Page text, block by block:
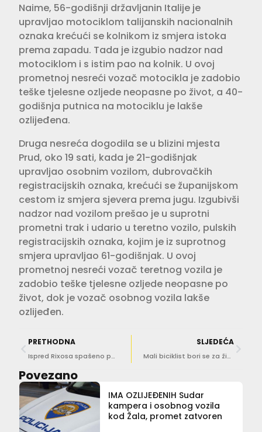
Naime, 56-godišnji državljanin Italije je
upravljao motociklom talijanskih nacionalnih
oznaka krećući se kolnikom iz smjera istoka
prema zapadu. Tada je izgubio nadzor nad
motociklom i s istim pao na kolnik. U ovoj
prometnoj nesreći vozač motocikla je zadobio
teške tjelesne ozljede neopasne po život, a 40-
godišnja putnica na motociklu je lakše
ozlijeđena.
Druga nesreća dogodila se u blizini mjesta
Prud, oko 19 sati, kada je 21-godišnjak
upravljao osobnim vozilom, dubrovačkih
registracijskih oznaka, krećući se županijskom
cestom iz smjera sjevera prema jugu. Izgubivši
nadzor nad vozilom prešao je u suprotni
prometni trak i udario u teretno vozilo, pulskih
registracijskih oznaka, kojim je iz suprotnog
smjera upravljao 61-godišnjak. U ovoj
prometnoj nesreći vozač teretnog vozila je
zadobio teške tjelesne ozljede neopasne po
život, dok je vozač osobnog vozila lakše
ozlijeđen.
PRETHODNA
Ispred Rixosa spašeno petero ljudi
SLJEDEĆA
Mali biciklist bori se za život
Povezano
IMA OZLIJEĐENIH Sudar
kampera i osobnog vozila
kod Žala, promet zatvoren